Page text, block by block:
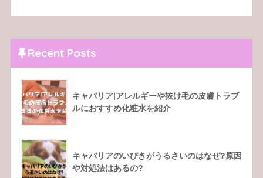
Recent Posts
キャバリア|アレルギーや抜け毛の皮膚トラブ
ルにおすすめ化粧水を紹介
キャバリアのいびきがうるさいのはなぜ?原因
や対処法はあるの?